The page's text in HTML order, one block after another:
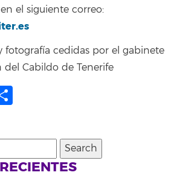
el siguiente correo:
fotografía cedidas por el gabinete
Cabildo de Tenerife